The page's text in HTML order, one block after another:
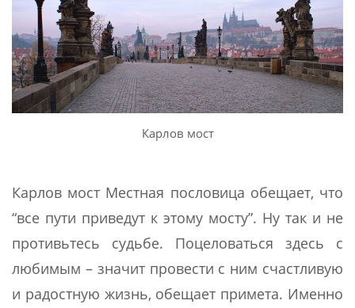
Карлов мост
Карлов мост Местная пословица обещает, что
“все пути приведут к этому мосту”. Ну так и не
противьтесь судьбе. Поцеловаться здесь с
любимым – значит провести с ним счастливую
и радостную жизнь, обещает примета. Именно